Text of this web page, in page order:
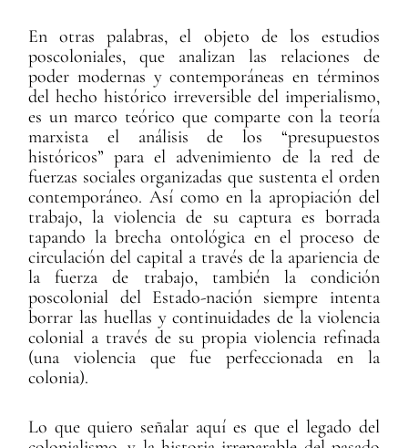
En otras palabras, el objeto de los estudios
poscoloniales, que analizan las relaciones de
poder modernas y contemporáneas en términos
del hecho histórico irreversible del imperialismo,
es un marco teórico que comparte con la teoría
marxista el análisis de los “presupuestos
históricos” para el advenimiento de la red de
fuerzas sociales organizadas que sustenta el orden
contemporáneo. Así como en la apropiación del
trabajo, la violencia de su captura es borrada
tapando la brecha ontológica en el proceso de
circulación del capital a través de la apariencia de
la fuerza de trabajo, también la condición
poscolonial del Estado-nación siempre intenta
borrar las huellas y continuidades de la violencia
colonial a través de su propia violencia refinada
(una violencia que fue perfeccionada en la
colonia).
Lo que quiero señalar aquí es que el legado del